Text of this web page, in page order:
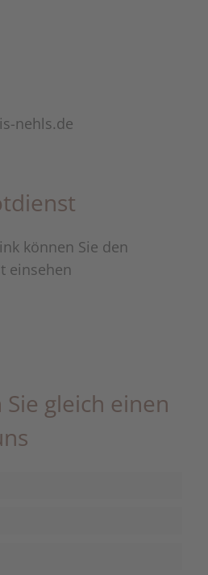
⁠nehls.de
können Sie den
einsehen
gleich einen